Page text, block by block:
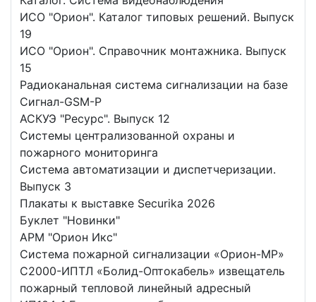
ИСО "Орион". Каталог типовых решений. Выпуск
19
ИСО "Орион". Справочник монтажника. Выпуск
15
Радиоканальная система сигнализации на базе
Сигнал-GSM-Р
АСКУЭ "Ресурс". Выпуск 12
Системы централизованной охраны и
пожарного мониторинга
Система автоматизации и диспетчеризации.
Выпуск 3
Плакаты к выставке Securika 2026
Буклет "Новинки"
АРМ "Орион Икс"
Система пожарной сигнализации «Орион-МР»
С2000-ИПТЛ «Болид-Оптокабель» извещатель
пожарный тепловой линейный адресный